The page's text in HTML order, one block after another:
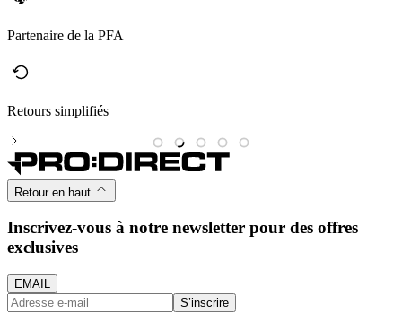
Partenaire de la PFA
Retours simplifiés
Retour en haut
Inscrivez-vous à notre newsletter pour des offres
exclusives
EMAIL
S’inscrire